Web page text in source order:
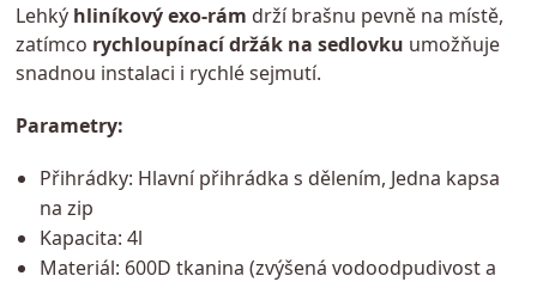
Lehký hliníkový exo-rám drží brašnu pevně na místě,
zatímco rychloupínací držák na sedlovku umožňuje
snadnou instalaci i rychlé sejmutí.
Parametry:
Přihrádky: Hlavní přihrádka s dělením, Jedna kapsa
na zip
Kapacita: 4l
Materiál: 600D tkanina (zvýšená vodoodpudivost a